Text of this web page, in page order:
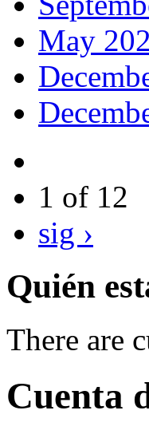
May
1 of 12
sig ›
Quién
There are
Cuenta